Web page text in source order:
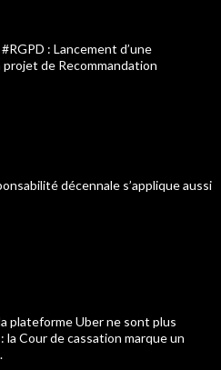
: Lancement d’une
de Recommandation
décennale s’applique aussi
plateforme Uber ne sont plus
la Cour de cassation marque un